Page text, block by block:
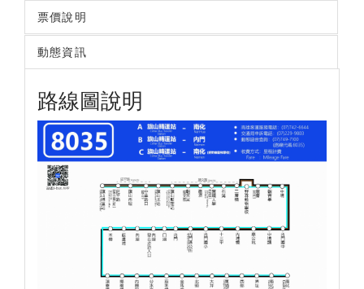
票價說明
動態資訊
路線圖說明